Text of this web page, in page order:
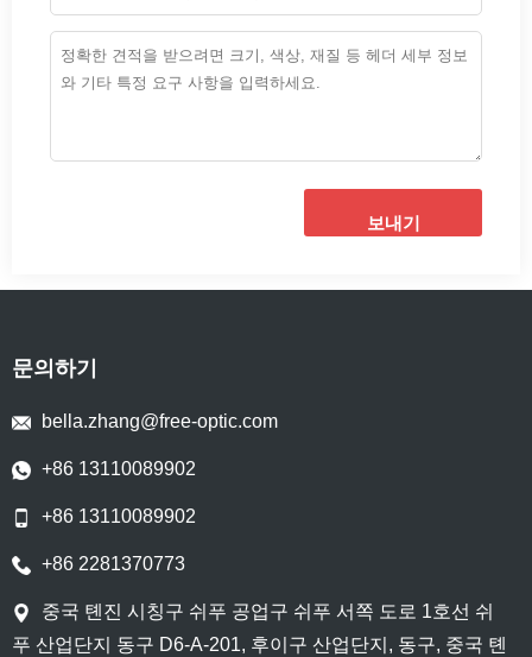
보내기
문의하기
bella.zhang@free-optic.com
+86 13110089902
+86 13110089902
+86 2281370773
중국 톈진 시칭구 쉬푸 공업구 쉬푸 서쪽 도로 1호선 쉬
푸 산업단지 동구 D6-A-201, 후이구 산업단지, 동구, 중국 톈